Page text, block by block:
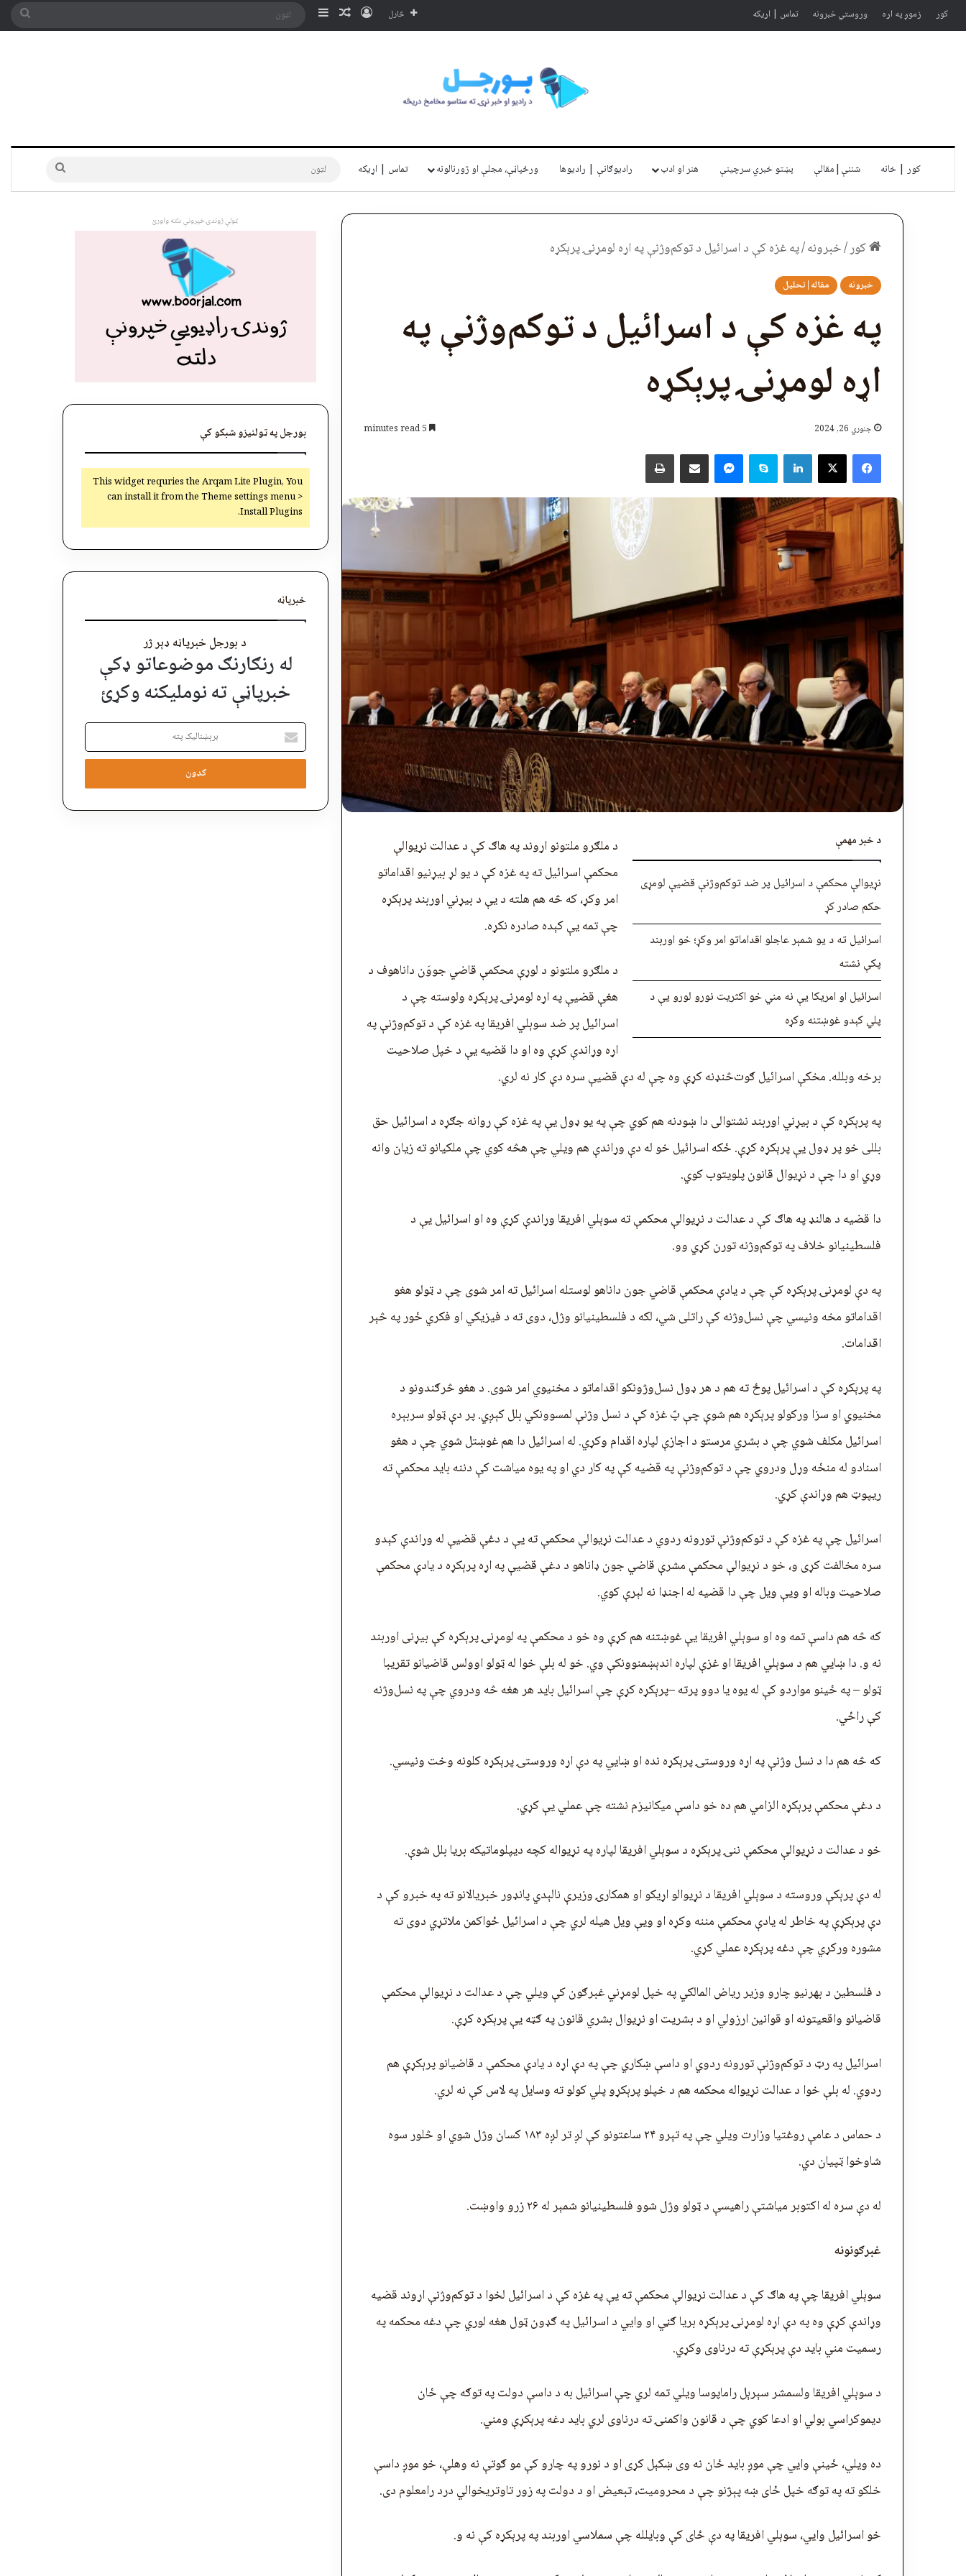
کور زموږ په اړه وروستي خبرونه تماس | اړیکه څارل ننوتلناڅاپه توری
Sidebar لټون
کور | خانه شننې|مقالې پښتو خبري سرچينې هنر او ادب رادیوګانې | رادیوها ورځپاڼې، مجلې او ژورنالونه تماس | اړیکه لټون
کور/خبرونه/په غزه کې د اسرائیل د توکم‌وژنې په اړه لومړنۍ پرېکړه
خبرونه مقاله|تحلیل
په غزه کې د اسرائیل د توکم‌وژنې په
اړه لومړنۍ پرېکړه
جنوري 26, 2024
Facebook
X
LinkedIn
Skype
Messenger
پر برېښنالیک یې شریک کړئ چاپول
د خبر مهمې
نړیوالې محکمې د اسرائیل پر ضد توکم‌وژنې قضیې لومړی
حکم صادر کړ
اسرائیل ته د یو شمېر عاجلو اقداماتو امر وکړ؛ خو اوربند
پکې نشته
اسرائیل او امریکا يې نه مني خو اکثریت نورو لورو يې د
پلي کېدو غوښتنه وکړه
د ملګرو ملتونو اړوند په هاګ کې د عدالت نړیوالې
محکمې اسرائيل ته په غزه کې د یو لړ بيړنیو اقداماتو
امر وکړ، که څه هم هلته د يې د بيړني اوربند پرېکړه
چې تمه یې کېده صادره نکړه.
د ملګرو ملتونو د لوړې محکمې قاضي جووَن داناهوف د
هغې قضیې په اړه لومړنۍ پرېکړه ولوسته چې د
اسرائيل پر ضد سوېلي افريقا په غزه کې د توکم‌وژنې په
اړه وړاندې کړې وه او دا قضیه یې د خپل صلاحیت
برخه وبلله. مخکې اسرائیل ګوت‌څنډنه کړې وه چې له دې قضیې سره دې کار نه لري.
په پرېکړه کې د بيړني اوربند نشتوالی دا ښودنه هم کوي چې په یو ډول يې په غزه کې روانه جګړه د اسرائیل حق
بللی خو پر ډول يې پرېکړه کړې. ځکه اسرائیل خو له دې وړاندې هم ویلي چې هڅه کوي چې ملکیانو ته زیان وانه
وړي او دا چې د نړیوال قانون پلویتوب کوي.
دا قضیه د هالنډ په هاګ کې د عدالت د نړیوالې محکمې ته سوېلي افريقا وړاندې کړې وه او اسرائیل يې د
فلسطینیانو خلاف په توکم‌وژنه تورن کړي وو.
په دې لومړنۍ پرېکړه کې چې د یادې محکمې قاضي جون داناهو لوستله اسرائیل ته امر شوی چې د ټولو هغو
اقداماتو مخه ونیسي چې نسل‌وژنه کې راتلی شي، لکه د فلسطينیانو وژل، دوی ته د فیزيکي او فکري ځور په څېر
اقدامات.
په پرېکړه کې د اسرائيل پوځ ته هم د هر ډول نسل‌وژونکو اقداماتو د مخنيوي امر شوی. د هغو څرګندونو د
مخنيوي او سزا ورکولو پرېکړه هم شوې چې پّ غزه کې د نسل وژنې لمسوونکي بلل کېږي. پر دې ټولو سربېره
اسرائیل مکلف شوي چې د بشري مرستو د اجازې لپاره اقدام وکړي. له اسرائیل دا هم غوښتل شوي چې د هغو
اسنادو له منځه وړل ودروي چې د توکم‌وژنې په قضیه کې په کار دي او په یوه میاشت کې دننه باید محکمې ته
ریپوټ هم وړاندې کړي.
اسرائیل چې په غزه کې د توکم‌وژنې تورونه ردوي د عدالت نړیوالې محکمې ته يې د دغې قضيې له وړاندې کېدو
سره مخالفت کړی و، خو د نړیوالې محکمې مشرې قاضي جون ډاناهو د دغې قضيې په اړه پرېکړه د یادې محکمې
صلاحیت وباله او ويې ویل چې دا قضیه له اجنډا نه لېرې کوي.
که څه هم داسې تمه وه او سوېلي افريقا یې غوښتنه هم کړې وه خو د محکمې په لومړنۍ پرېکړه کې بيړنی اوربند
نه و. دا ښايي هم د سوېلي افريقا او غزې لپاره اندېښمنوونکې وي. خو له بلې خوا له ټولو اوولس قاضیانو تقریبا
ټولو – په ځینو مواردو کې له یوه یا دوو پرته –پرېکړه کړې چې اسرائیل باید هر هغه څه ودروي چې په نسل‌وژنه
کې راځي.
که څه هم دا د نسل وژنې په اړه وروستۍ پرېکړه نده او ښايي په دې اړه وروستۍ پرېکړه کلونه وخت ونیسي.
د دغې محکمې پرېکړه الزامي هم ده خو داسې میکانیزم نشته چې عملي یې کړي.
خو د عدالت د نړیوالې محکمې ننۍ پرېکړه د سوېلي افريقا لپاره په نړیواله کچه ديپلوماتیکه بریا بلل شوې.
له دې پرېکې وروسته د سوېلي افريقا د نړیوالو اړیکو او همکارۍ وزیرې نالېدي پانډور خبریالانو ته په خبرو کې د
دې پرېکړې په خاطر له یادې محکمې مننه وکړه او ویې ویل هیله لري چې د اسرائیل ځواکمن ملاتړي دوی ته
مشوره ورکړي چې دغه پرېکړه عملي کړي.
د فلسطين د بهرنیو چارو وزیر ریاض المالکي په خپل لومړني غبرګون کې ویلي چې د عدالت د نړیوالې محکمې
قاضیانو واقعیتونه او قوانین ارزولي او د بشریت او نړیوال بشري قانون په ګټه یې پرېکړه کړې.
اسرائیل په رټ د توکم‌وژنې تورونه ردوي او داسې ښکاري چې په دې اړه د یادې محکمې د قاضیانو پرېکړې هم
ردوي. له بلې خوا د عدالت نړیواله محکمه هم د خپلو پرېکړو پلي کولو ته وسایل په لاس کې نه لري.
د حماس د عامې روغتیا وزارت ویلي چې په تېرو ۲۴ ساعتونو کې لږ تر لږه ۱۸۳ کسان وژل شوي او څلور سوه
شاوخوا ټپیان دي.
له دې سره له اکتوبر میاشتې راهیسې د ټولو وژل شوو فلسطينیانو شمېر له ۲۶ زرو واوښت.
غبرګونونه
سوېلي افريقا چې په هاګ کې د عدالت نړیوالې محکمې ته يې په غزه کې د اسرائیل لخوا د توکم‌وژنې اړوند قضیه
وړاندې کړې وه په دې اړه لومړنۍ پرېکړه بریا ګڼي او وايي د اسرائیل په ګډون ټول هغه لوري چې دغه محکمه په
رسمیت مني باید دې پرېکړې ته درناوی وکړي.
د سوېلي افريقا ولسمشر سېرېل راماپوسا ویلي تمه لري چې اسرائیل به د داسې دولت په توګه چې ځان
دیموکراسي بولي او ادعا کوي چې د قانون واکمنۍ ته درناوی لري باید دغه پرېکړې ومني.
ده ویلي، ځینې وايي چې موږ باید ځان نه وی ښکېل کړی او د نورو په چارو کې مو ګوتې نه وهلې، خو موږ داسې
خلکو ته په توګه خپل ځای ښه پېژنو چې د محرومیت، تبعیض او د دولت په زور تاوتریخوالي درد رامعلوم دی.
خو اسرائیل وايي، سوېلي افريقا په دې ځای کې وبایلله چې سملاسي اوربند په پرېکړه کې نه و.
ټولې ژوندۍ خپرونې دلته واورئ
بورجل په ټولنیزو شبکو کې
This widget requries the Arqam Lite Plugin, You
can install it from the Theme settings menu >
Install Plugins.
خبرپاڼه
د بورجل خبرپاڼه ډېر ژر
له رنګارنګ موضوعاتو ډکې
خبرپاڼې ته نوملیکنه وکړئ
برېښنالیک
پته